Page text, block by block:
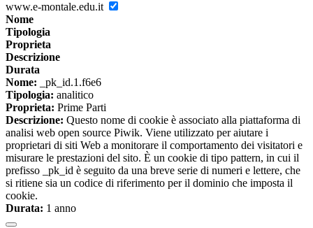
www.e-montale.edu.it
Nome
Tipologia
Proprieta
Descrizione
Durata
Nome: _pk_id.1.f6e6
Tipologia: analitico
Proprieta: Prime Parti
Descrizione: Questo nome di cookie è associato alla piattaforma di
analisi web open source Piwik. Viene utilizzato per aiutare i
proprietari di siti Web a monitorare il comportamento dei visitatori e
misurare le prestazioni del sito. È un cookie di tipo pattern, in cui il
prefisso _pk_id è seguito da una breve serie di numeri e lettere, che
si ritiene sia un codice di riferimento per il dominio che imposta il
cookie.
Durata: 1 anno